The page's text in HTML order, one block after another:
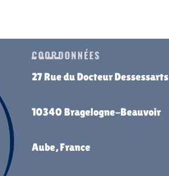
COORDONNÉES
27 Rue du Docteur Dessessarts
10340 Bragelogne-Beauvoir
Aube, France